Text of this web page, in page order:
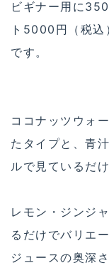
ビギナー用に
ト5000円（税込
です。
ココナッツウォ
たタイプと、青
ルで見ているだ
レモン・ジンジ
るだけでバリエ
ジュースの奥深